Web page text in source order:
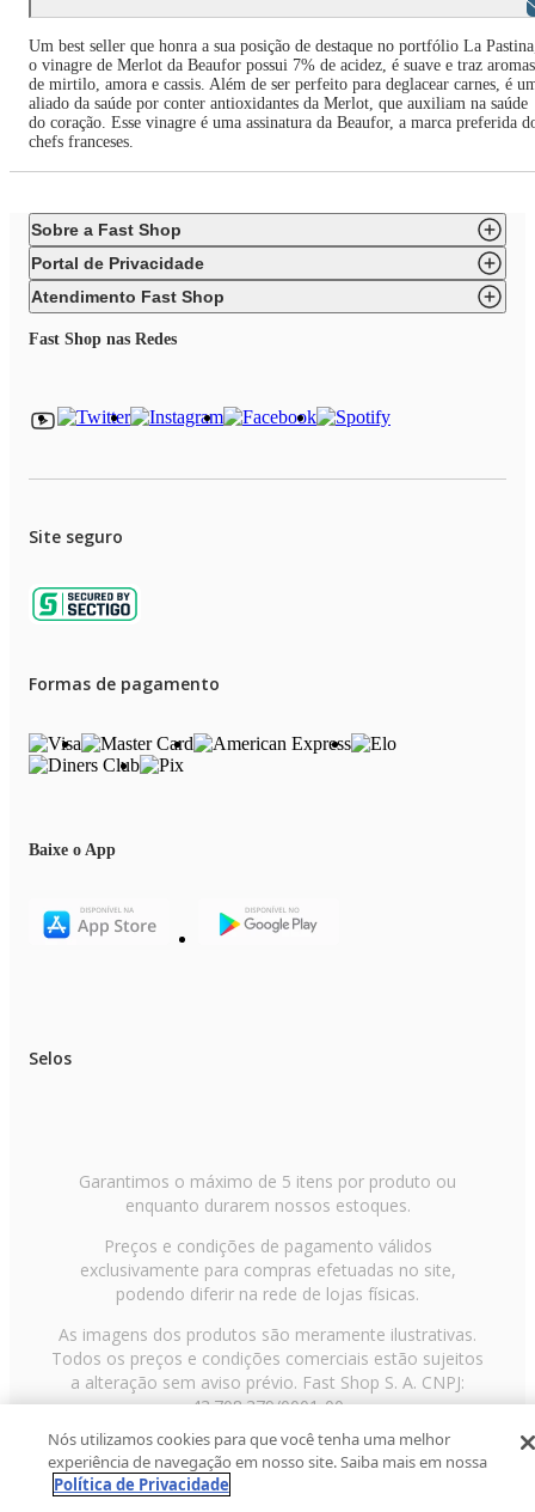
Um best seller que honra a sua posição de destaque no portfólio La
o vinagre de Merlot da Beaufor possui 7% de acidez, é suave e traz aromas
de mirtilo, amora e cassis. Além de ser perfeito para deglacear carnes, é
aliado da saúde por conter antioxidantes da Merlot, que auxiliam na saúde
do coração. Esse vinagre é uma assinatura da Beaufor, a marca preferida
chefs franceses.
Sobre a Fast Shop
Portal de Privacidade
Atendimento Fast Shop
Fast Shop nas Redes
Site seguro
Formas de pagamento
Baixe o App
Selos
Garantimos o máximo de 5 itens por produto ou
enquanto durarem nossos estoques.
Preços e condições de pagamento válidos
exclusivamente para compras efetuadas no site,
podendo diferir na rede de lojas físicas.
As imagens dos produtos são meramente ilustrativas.
Todos os preços e condições comerciais estão sujeitos
a alteração sem aviso prévio. Fast Shop S. A. CNPJ:
43.708.379/0001-00
Avenida Zaki Narchi, nº 1650, sobreloja, Carandiru, São
Paulo/SP, CEP 02029-001, Telefone: 11 3003-3728 ©
2013 Fast Shop - Todos os direitos reservados
Nós utilizamos cookies para que você tenha uma melhor
experiência de navegação em nosso site. Saiba mais em nossa
Política de Privacidade